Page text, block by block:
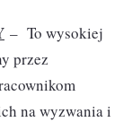
– To wysokiej
przez
na wyzwania i